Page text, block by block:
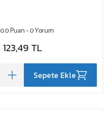
0.0 Puan - 0 Yorum
123,49 TL
Sepete Ekle